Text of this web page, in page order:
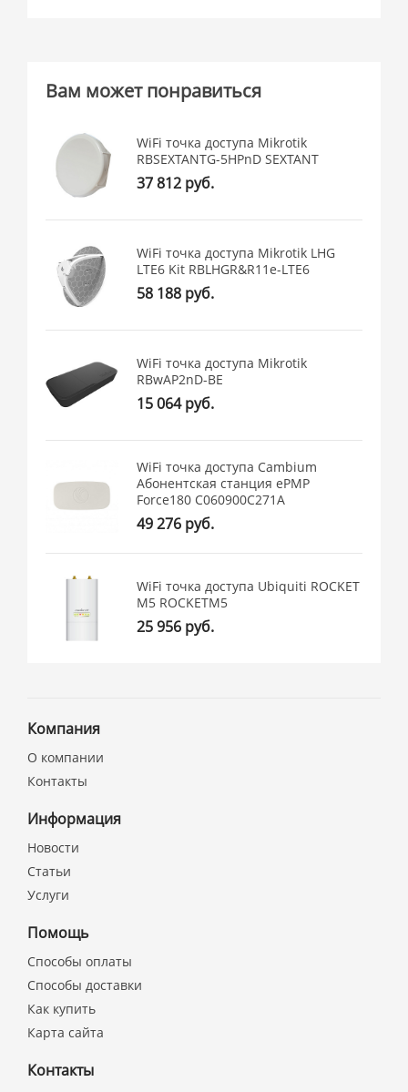
Вам может понравиться
WiFi точка доступа Mikrotik
RBSEXTANTG-5HPnD SEXTANT
37 812 руб.
WiFi точка доступа Mikrotik LHG
LTE6 Kit RBLHGR&R11e-LTE6
58 188 руб.
WiFi точка доступа Mikrotik
RBwAP2nD-BE
15 064 руб.
WiFi точка доступа Cambium
Абонентская станция ePMP
Force180 C060900C271A
49 276 руб.
WiFi точка доступа Ubiquiti ROCKET
M5 ROCKETM5
25 956 руб.
Компания
О компании
Контакты
Информация
Новости
Статьи
Услуги
Помощь
Способы оплаты
Способы доставки
Как купить
Карта сайта
Контакты